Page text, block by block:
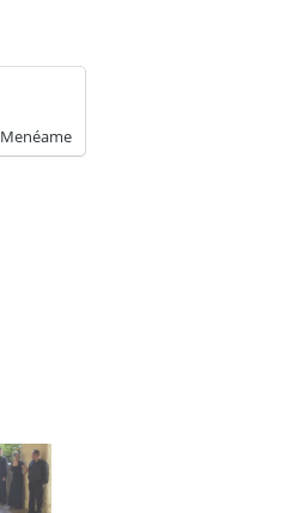
Menéame